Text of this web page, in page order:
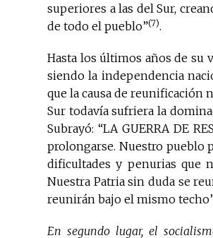
superiores a las del Sur,
de todo el pueblo”(7).
Hasta los últimos años de su
siendo la independencia
que la causa de reunificación
Sur todavía sufriera la
Subrayó: “LA GUERRA DE
prolongarse. Nuestro pueblo
dificultades y penurias que
Nuestra Patria sin duda se
reunirán bajo el mismo
En segundo lugar, el